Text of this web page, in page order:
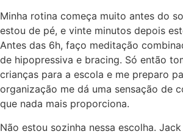
Minha rotina começa muito antes do
estou de pé, e vinte minutos depois
Antes das 6h, faço meditação
de hipopressiva e bracing. Só então
crianças para a escola e me preparo
organização me dá uma sensação de
que nada mais proporciona.
Não estou sozinha nessa escolha.